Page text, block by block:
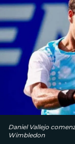
Daniel Vallejo
Wimbledon